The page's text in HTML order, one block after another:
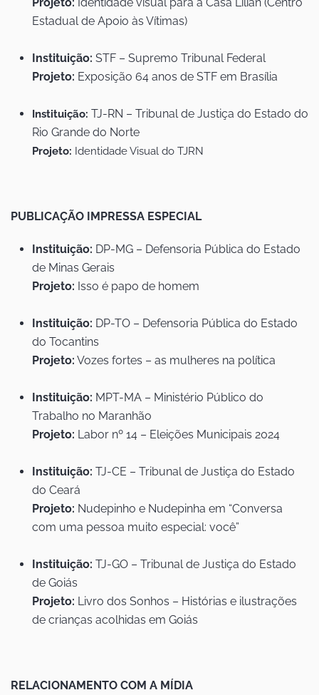
Estadual de Apoio às Vítimas)
Instituição: STF – Supremo Tribunal Federal
Projeto: Exposição 64 anos de STF em Brasília
Instituição: TJ-RN – Tribunal de Justiça do Estado do
Rio Grande do Norte
Projeto: Identidade Visual do TJRN
PUBLICAÇÃO IMPRESSA ESPECIAL
Instituição: DP-MG – Defensoria Pública do Estado
de Minas Gerais
Projeto: Isso é papo de homem
Instituição: DP-TO – Defensoria Pública do Estado
do Tocantins
Projeto: Vozes fortes – as mulheres na política
Instituição: MPT-MA – Ministério Público do
Trabalho no Maranhão
Projeto: Labor nº 14 – Eleições Municipais 2024
Instituição: TJ-CE – Tribunal de Justiça do Estado
do Ceará
Projeto: Nudepinho e Nudepinha em “Conversa
com uma pessoa muito especial: você”
Instituição: TJ-GO – Tribunal de Justiça do Estado
de Goiás
Projeto: Livro dos Sonhos – Histórias e ilustrações
de crianças acolhidas em Goiás
RELACIONAMENTO COM A MÍDIA